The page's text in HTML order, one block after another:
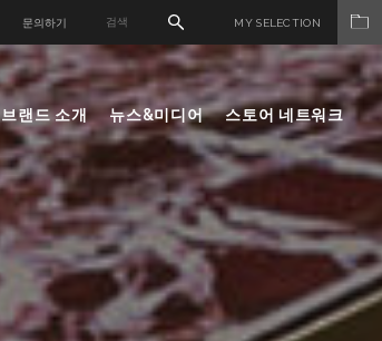
문의하기 MY SELECTION
브랜드 소개 뉴스&미디어 스토어 네트워크